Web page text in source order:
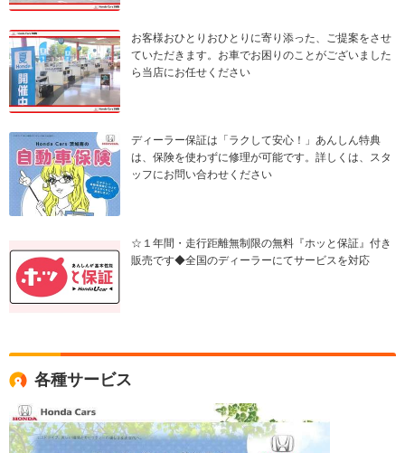
お客様おひとりおひとりに寄り添った、ご提案をさせ
ていただきます。お車でお困りのことがございました
ら当店にお任せください
ディーラー保証は「ラクして安心！」あんしん特典
は、保険を使わずに修理が可能です。詳しくは、スタ
ッフにお問い合わせください
☆１年間・走行距離無制限の無料『ホッと保証』付き
販売です◆全国のディーラーにてサービスを対応
各種サービス